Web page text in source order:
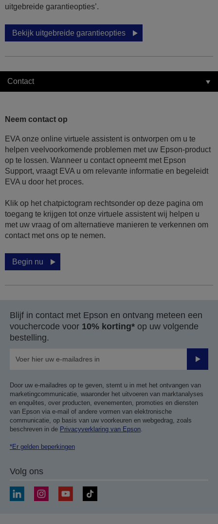
uitgebreide garantieopties’.
Bekijk uitgebreide garantieopties
Contact
Neem contact op
EVA onze online virtuele assistent is ontworpen om u te
helpen veelvoorkomende problemen met uw Epson-product
op te lossen. Wanneer u contact opneemt met Epson
Support, vraagt EVA u om relevante informatie en begeleidt
EVA u door het proces.
Klik op het chatpictogram rechtsonder op deze pagina om
toegang te krijgen tot onze virtuele assistent wij helpen u
met uw vraag of om alternatieve manieren te verkennen om
contact met ons op te nemen.
Begin nu
Blijf in contact met Epson en ontvang meteen een
vouchercode voor 10% korting* op uw volgende
bestelling.
Door uw e-mailadres op te geven, stemt u in met het ontvangen van
marketingcommunicatie, waaronder het uitvoeren van marktanalyses
en enquêtes, over producten, evenementen, promoties en diensten
van Epson via e-mail of andere vormen van elektronische
communicatie, op basis van uw voorkeuren en webgedrag, zoals
beschreven in de Privacyverklaring van Epson.
*Er gelden beperkingen
Volg ons